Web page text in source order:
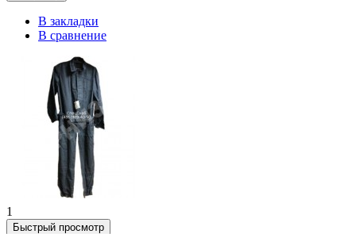
В закладки
В сравнение
1
Быстрый просмотр